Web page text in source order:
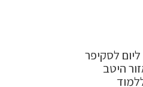
היטב